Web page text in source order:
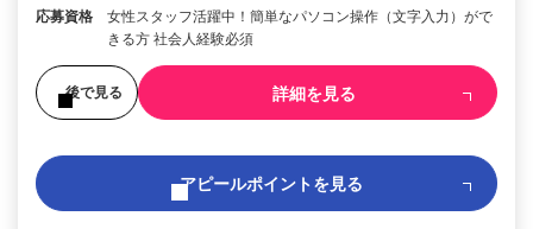
応募資格
女性スタッフ活躍中！簡単なパソコン操作（文字入力）がで
きる方 社会人経験必須
後で見る 詳細を見る
アピールポイントを見る